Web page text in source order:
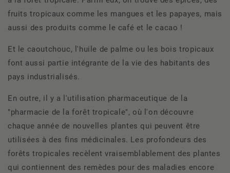
fruits tropicaux comme les mangues et les papayes, mais
aussi des produits comme le café et le cacao !
Et le caoutchouc, l'huile de palme ou les bois tropicaux
font aussi partie intégrante de la vie des habitants des
pays industrialisés.
En outre, il y a l'utilisation pharmaceutique de la
"pharmacie de la forêt tropicale", où l'on découvre
chaque année de nouvelles plantes qui peuvent être
utilisées à des fins médicinales. Les profondeurs des
forêts tropicales recèlent vraisemblablement des plantes
qui contiennent des remèdes pour des maladies encore